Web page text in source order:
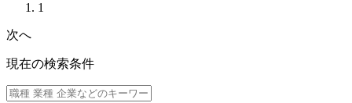
1
次へ
現在の検索条件